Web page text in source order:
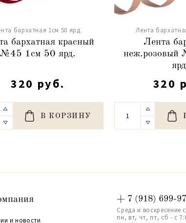
бархатная 1см 50 ярд.
бархатная красный
№45 1см 50 ярд.
320 руб.
В КОРЗИНУ
Лента
Лента
неж.розовый
320
и новости
+ 7 (918) 699-
Среда и воскресение
пн, вт, чт, пт, сб - с